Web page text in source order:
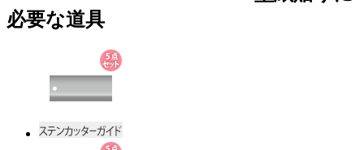
必要な道具